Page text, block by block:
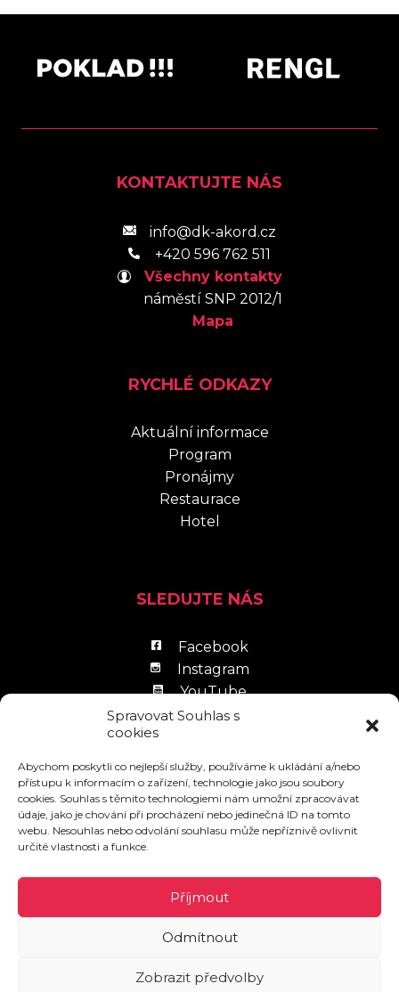
Spravovat Souhlas s
cookies
Abychom poskytli co nejlepší služby, používáme k ukládání a/nebo
přístupu k informacím o zařízení, technologie jako jsou soubory
cookies. Souhlas s těmito technologiemi nám umožní zpracovávat
údaje, jako je chování při procházení nebo jedinečná ID na tomto
webu. Nesouhlas nebo odvolání souhlasu může nepříznivě ovlivnit
určité vlastnosti a funkce.
Příjmout
Odmítnout
Zobrazit předvolby
KONTAKTUJTE NÁS
info@dk-akord.cz
+420 596 762 511
Všechny kontakty
náměstí SNP 2012/1
Mapa
RYCHLÉ ODKAZY
Aktuální informace
Program
Pronájmy
Restaurace
Hotel
SLEDUJTE NÁS
Facebook
Instagram
YouTube
LinkedIn
Zpracování osobních údajů
Povinně zveřejňované informace
© 2026 AKORD